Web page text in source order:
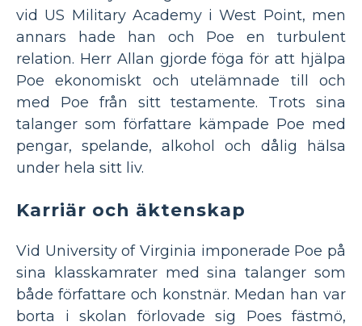
vid US Military Academy i West Point, men
annars hade han och Poe en turbulent
relation. Herr Allan gjorde föga för att hjälpa
Poe ekonomiskt och utelämnade till och
med Poe från sitt testamente. Trots sina
talanger som författare kämpade Poe med
pengar, spelande, alkohol och dålig hälsa
under hela sitt liv.
Karriär och äktenskap
Vid University of Virginia imponerade Poe på
sina klasskamrater med sina talanger som
både författare och konstnär. Medan han var
borta i skolan förlovade sig Poes fästmö,